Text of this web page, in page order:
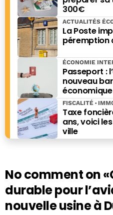
300€
La Poste
péremption
ACTUALITÉS
Passeport :
nouveau
ÉCONOMIE
Taxe
ans, voici
ville
FISCALITÉ
No comment on
durable pour
nouvelle usine à